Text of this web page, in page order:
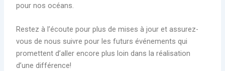
pour nos océans.
Restez à l’écoute pour plus de mises à jour et assurez-
vous de nous suivre pour les futurs événements qui
promettent d’aller encore plus loin dans la réalisation
d’une différence!